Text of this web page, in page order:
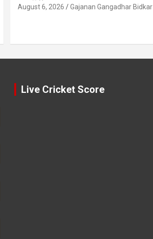
August 6, 2026 Gajanan Gangadhar Bidkar
Live Cricket Score